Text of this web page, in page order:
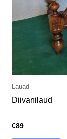
Lauad
Diivanilaud
€89